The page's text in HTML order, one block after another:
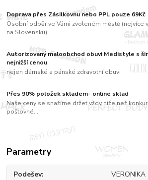
Doprava přes Zásilkovnu nebo PPL pouze 69Kč
Osobní odběr ve Vámi zvoleném městě (nejvíce
na Slovensku)
Autorizovaný maloobchod obuvi Medistyle s
nejnižší cenou
nejen dámské a pánské zdravotní obuvi
Přes 90% položek skladem- online sklad
Naše ceny se snažíme držet vždy níže než
poštovné....
Parametry
Podešev VERONIKA